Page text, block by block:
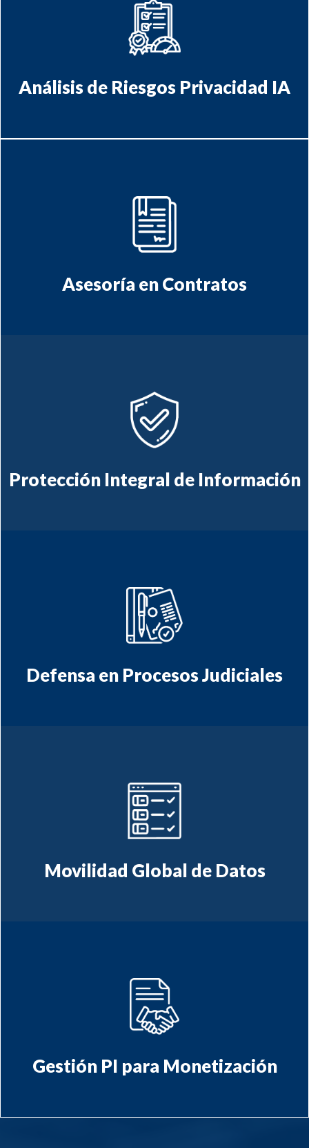
Análisis de Riesgos Privacidad IA
Evaluaciones de Impacto
proyectos de Inteligencia
Asesoría en Contratos
contractual (diseño y
negociación) de
contratos
Protección Integral de Información
Seguridad de la
Información y
de datos personales y de
datos
Defensa en Procesos Judiciales
Asistencia en procesos judiciales
arbitrajes
Movilidad Global de Datos
Circulación de
información personal
nacional e internacional
Gestión PI para Monetización
Asesoría estratégica en
y gestión de propiedad
intelectual orientada a la